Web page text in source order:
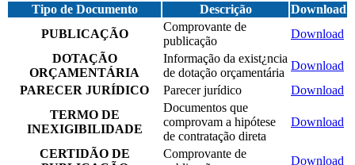
Tipo de Documento
Descrição
Download
PUBLICAÇÃO
Comprovante de
publicação
Download
DOTAÇÃO
ORÇAMENTÁRIA
Informação da exist¿ncia
de dotação orçamentária
Download
PARECER JURÍDICO
Parecer jurídico
Download
TERMO DE
INEXIGIBILIDADE
Documentos que
comprovam a hipótese
de contratação direta
Download
CERTIDÃO DE
Comprovante de
Download